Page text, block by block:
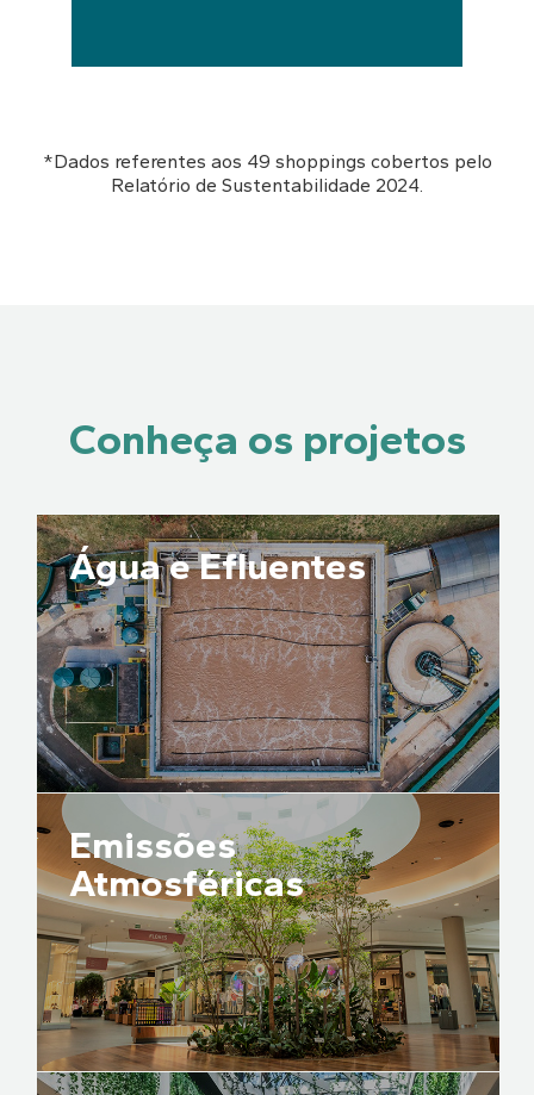
*Dados referentes aos 49 shoppings cobertos pelo
Relatório de Sustentabilidade 2024.
Conheça os projetos
Água e Efluentes
Emissões
Atmosféricas